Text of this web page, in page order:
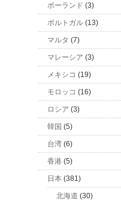
ポーランド (3)
ポルトガル (13)
マルタ (7)
マレーシア (3)
メキシコ (19)
モロッコ (16)
ロシア (3)
韓国 (5)
台湾 (6)
香港 (5)
日本 (381)
北海道 (30)